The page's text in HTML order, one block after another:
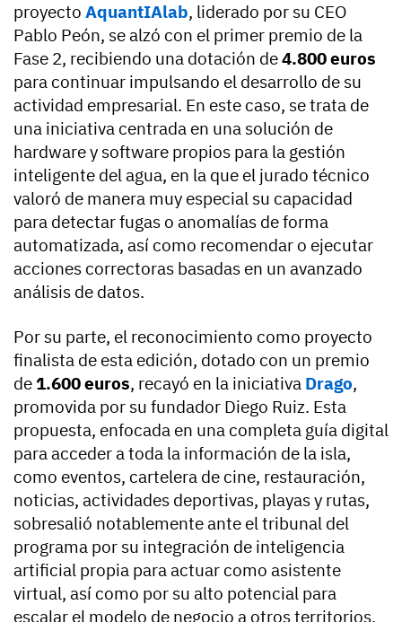
proyecto AquantIAlab, liderado por su CEO
Pablo Peón, se alzó con el primer premio de la
Fase 2, recibiendo una dotación de4.800 euros
para continuar impulsando el desarrollo de su
actividad empresarial. En este caso, se trata de
una iniciativa centrada en una solución de
hardware y software propios para la gestión
inteligente del agua, en la que el jurado técnico
valoró de manera muy especial su capacidad
para detectar fugas o anomalías de forma
automatizada, así como recomendar o ejecutar
acciones correctoras basadas en un avanzado
análisis de datos.
Por su parte, el reconocimiento como proyecto
finalista de esta edición, dotado con un premio
de 1.600 euros, recayó en la iniciativa Drago,
promovida por su fundador Diego Ruiz. Esta
propuesta, enfocada en una completa guía digital
para acceder a toda la información de la isla,
como eventos, cartelera de cine, restauración,
noticias, actividades deportivas, playas y rutas,
sobresalió notablemente ante el tribunal del
programa por su integración de inteligencia
artificial propia para actuar como asistente
virtual, así como por su alto potencial para
escalar el modelo de negocio a otros territorios.